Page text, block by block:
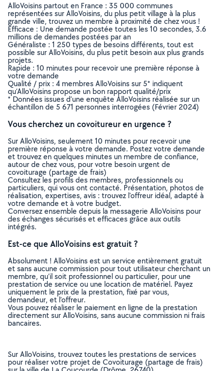
AlloVoisins partout en France : 35 000 communes
représentées sur AlloVoisins, du plus petit village à la plus
grande ville, trouvez un membre à proximité de chez vous !
Efficace : Une demande postée toutes les 10 secondes, 3.6
millions de demandes postées par an
Généraliste : 1 250 types de besoins différents, tout est
possible sur AlloVoisins, du plus petit besoin aux plus grands
projets.
Rapide : 10 minutes pour recevoir une première réponse à
votre demande
Qualité / prix : 4 membres AlloVoisins sur 5* indiquent
qu’AlloVoisins propose un bon rapport qualité/prix
* Données issues d’une enquête AlloVoisins réalisée sur un
échantillon de 5 671 personnes interrogées (Février 2024)
Vous cherchez un covoitureur en urgence ?
Sur AlloVoisins, seulement 10 minutes pour recevoir une
première réponse à votre demande. Postez votre demande
et trouvez en quelques minutes un membre de confiance,
autour de chez vous, pour votre besoin urgent de
covoiturage (partage de frais)
Consultez les profils des membres, professionnels ou
particuliers, qui vous ont contacté. Présentation, photos de
réalisation, expertises, avis : trouvez l'offreur idéal, adapté à
votre demande et à votre budget.
Conversez ensemble depuis la messagerie AlloVoisins pour
des échanges sécurisés et efficaces grâce aux outils
intégrés.
Est-ce que AlloVoisins est gratuit ?
Absolument ! AlloVoisins est un service entièrement gratuit
et sans aucune commission pour tout utilisateur cherchant un
membre, qu’il soit professionnel ou particulier, pour une
prestation de service ou une location de matériel. Payez
uniquement le prix de la prestation, fixé par vous,
demandeur, et l’offreur.
Vous pouvez réaliser le paiement en ligne de la prestation
directement sur AlloVoisins, sans aucune commission ni frais
bancaires.
Sur AlloVoisins, trouvez toutes les prestations de services
pour réaliser votre projet de Covoiturage (partage de frais)